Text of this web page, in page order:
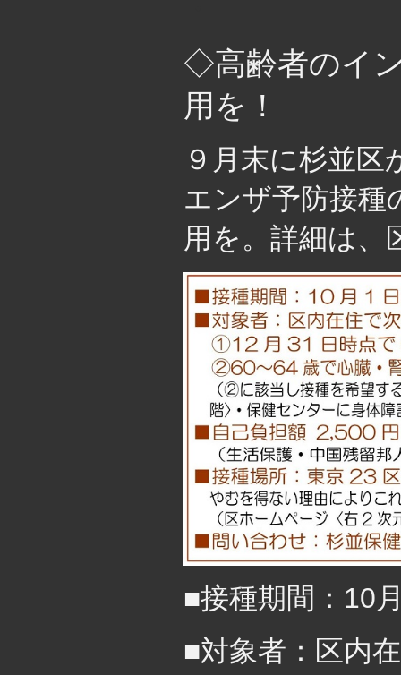
◇高齢者のイ
用を！
９月末に杉並
エンザ予防接種
用を。詳細は、
■接種期間：10
■対象者：区内